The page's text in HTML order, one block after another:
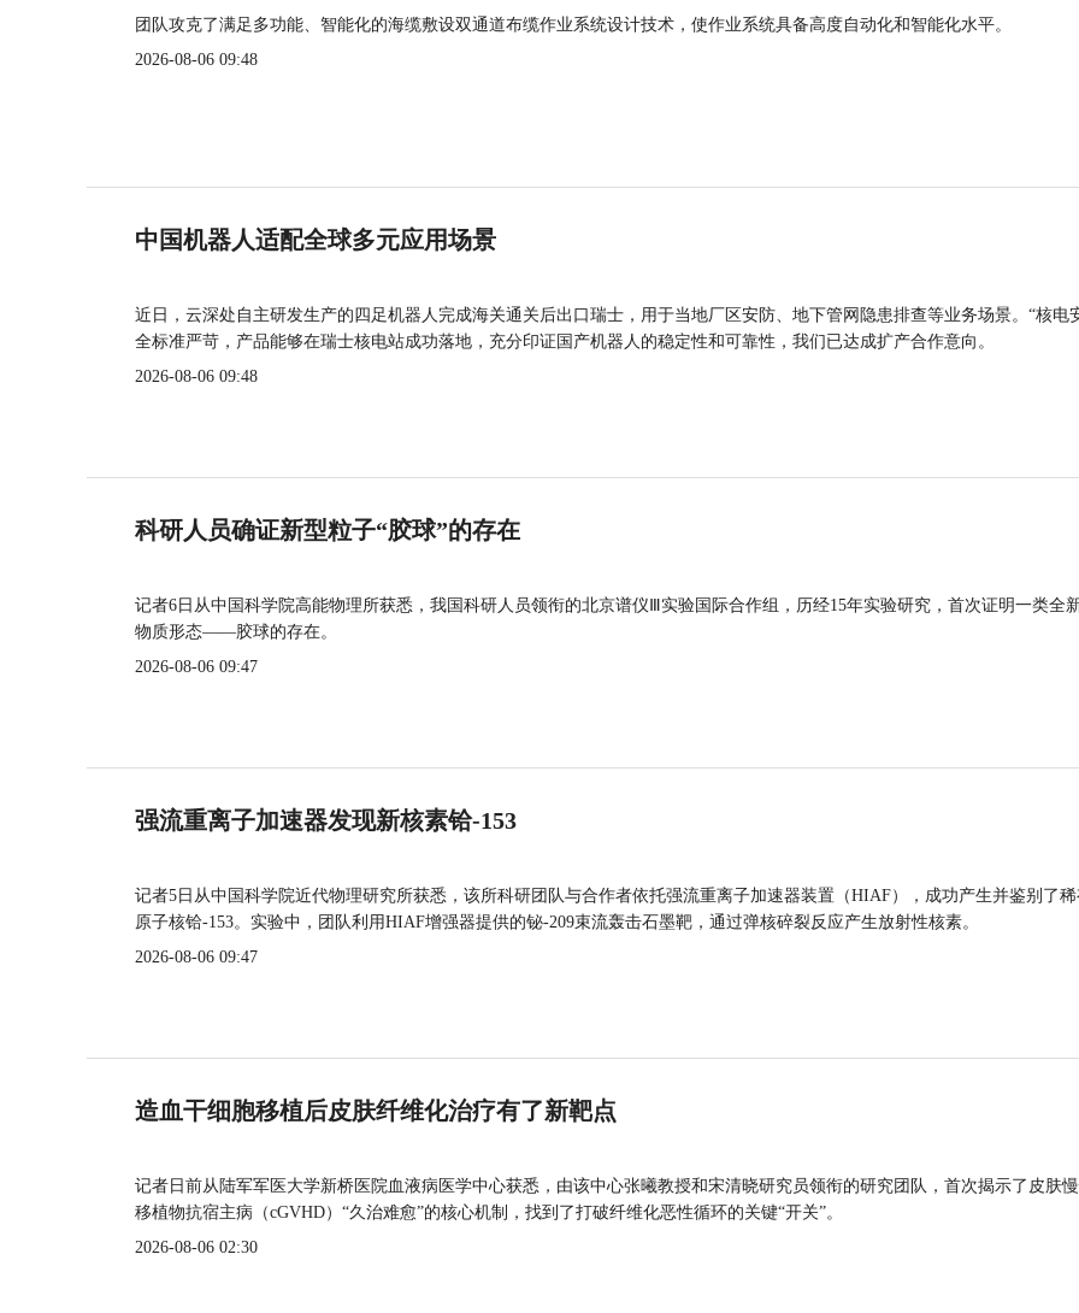
团队攻克了满足多功能、智能化的海缆敷设双通道布缆作业系统设计技术，使作业系统具备高度自动化和智能化水平。
2026-08-06 09:48
中国机器人适配全球多元应用场景
近日，云深处自主研发生产的四足机器人完成海关通关后出口瑞士，用于当地厂区安防、地下管网隐患排查等业务场景。“核电
全标准严苛，产品能够在瑞士核电站成功落地，充分印证国产机器人的稳定性和可靠性，我们已达成扩产合作意向。
2026-08-06 09:48
科研人员确证新型粒子“胶球”的存在
记者6日从中国科学院高能物理所获悉，我国科研人员领衔的北京谱仪Ⅲ实验国际合作组，历经15年实验研究，首次证明一类全
物质形态——胶球的存在。
2026-08-06 09:47
强流重离子加速器发现新核素铪-153
记者5日从中国科学院近代物理研究所获悉，该所科研团队与合作者依托强流重离子加速器装置（HIAF），成功产生并鉴别了
原子核铪-153。实验中，团队利用HIAF增强器提供的铋-209束流轰击石墨靶，通过弹核碎裂反应产生放射性核素。
2026-08-06 09:47
造血干细胞移植后皮肤纤维化治疗有了新靶点
记者日前从陆军军医大学新桥医院血液病医学中心获悉，由该中心张曦教授和宋清晓研究员领衔的研究团队，首次揭示了皮肤
移植物抗宿主病（cGVHD）“久治难愈”的核心机制，找到了打破纤维化恶性循环的关键“开关”。
2026-08-06 02:30